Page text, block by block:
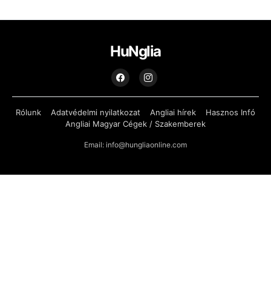
HuNglia
Rólunk Adatvédelmi nyilatkozat Angliai hírek
Hasznos Infó
Angliai Magyar Cégek / Szakemberek
Email: info@hungliaonline.com